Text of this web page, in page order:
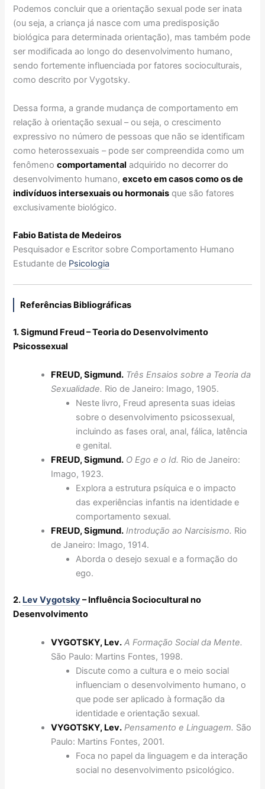
Podemos concluir que a orientação sexual pode ser inata
(ou seja, a criança já nasce com uma predisposição
biológica para determinada orientação), mas também pode
ser modificada ao longo do desenvolvimento humano,
sendo fortemente influenciada por fatores socioculturais,
como descrito por Vygotsky.
Dessa forma, a grande mudança de comportamento em
relação à orientação sexual – ou seja, o crescimento
expressivo no número de pessoas que não se identificam
como heterossexuais – pode ser compreendida como um
fenômenocomportamental adquirido no decorrer do
desenvolvimento humano,exceto em casos como os de
indivíduos intersexuais ou hormonais que são fatores
exclusivamente biológico.
Fabio Batista de Medeiros
Pesquisador e Escritor sobre Comportamento Humano
Estudante de Psicologia
Referências Bibliográficas
1. Sigmund Freud – Teoria do Desenvolvimento
Psicossexual
FREUD, Sigmund. Três Ensaios sobre a Teoria da
Sexualidade. Rio de Janeiro: Imago, 1905.
Neste livro, Freud apresenta suas ideias
sobre o desenvolvimento psicossexual,
incluindo as fases oral, anal, fálica, latência
e genital.
FREUD, Sigmund. O Ego e o Id. Rio de Janeiro:
Imago, 1923.
Explora a estrutura psíquica e o impacto
das experiências infantis na identidade e
comportamento sexual.
FREUD, Sigmund. Introdução ao Narcisismo. Rio
de Janeiro: Imago, 1914.
Aborda o desejo sexual e a formação do
ego.
2. Lev Vygotsky– Influência Sociocultural no
Desenvolvimento
VYGOTSKY, Lev. A Formação Social da Mente.
São Paulo: Martins Fontes, 1998.
Discute como a cultura e o meio social
influenciam o desenvolvimento humano, o
que pode ser aplicado à formação da
identidade e orientação sexual.
VYGOTSKY, Lev. Pensamento e Linguagem. São
Paulo: Martins Fontes, 2001.
Foca no papel da linguagem e da interação
social no desenvolvimento psicológico.